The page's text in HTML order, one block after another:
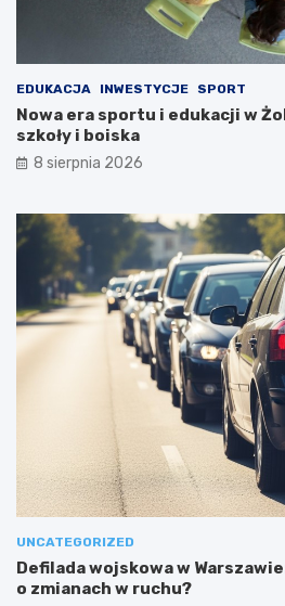
EDUKACJA INWESTYCJE SPORT
Nowa era sportu i edukacji w
szkoły i boiska
8 sierpnia 2026
UNCATEGORIZED
Defilada wojskowa w
o zmianach w ruchu?